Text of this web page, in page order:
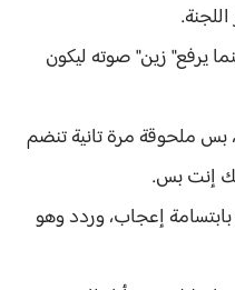
يرفع" زين" صوته ليكون
ملحوقة مرة تانية تنضم
إنت بس.
بابتسامة إعجاب، وردد وهو